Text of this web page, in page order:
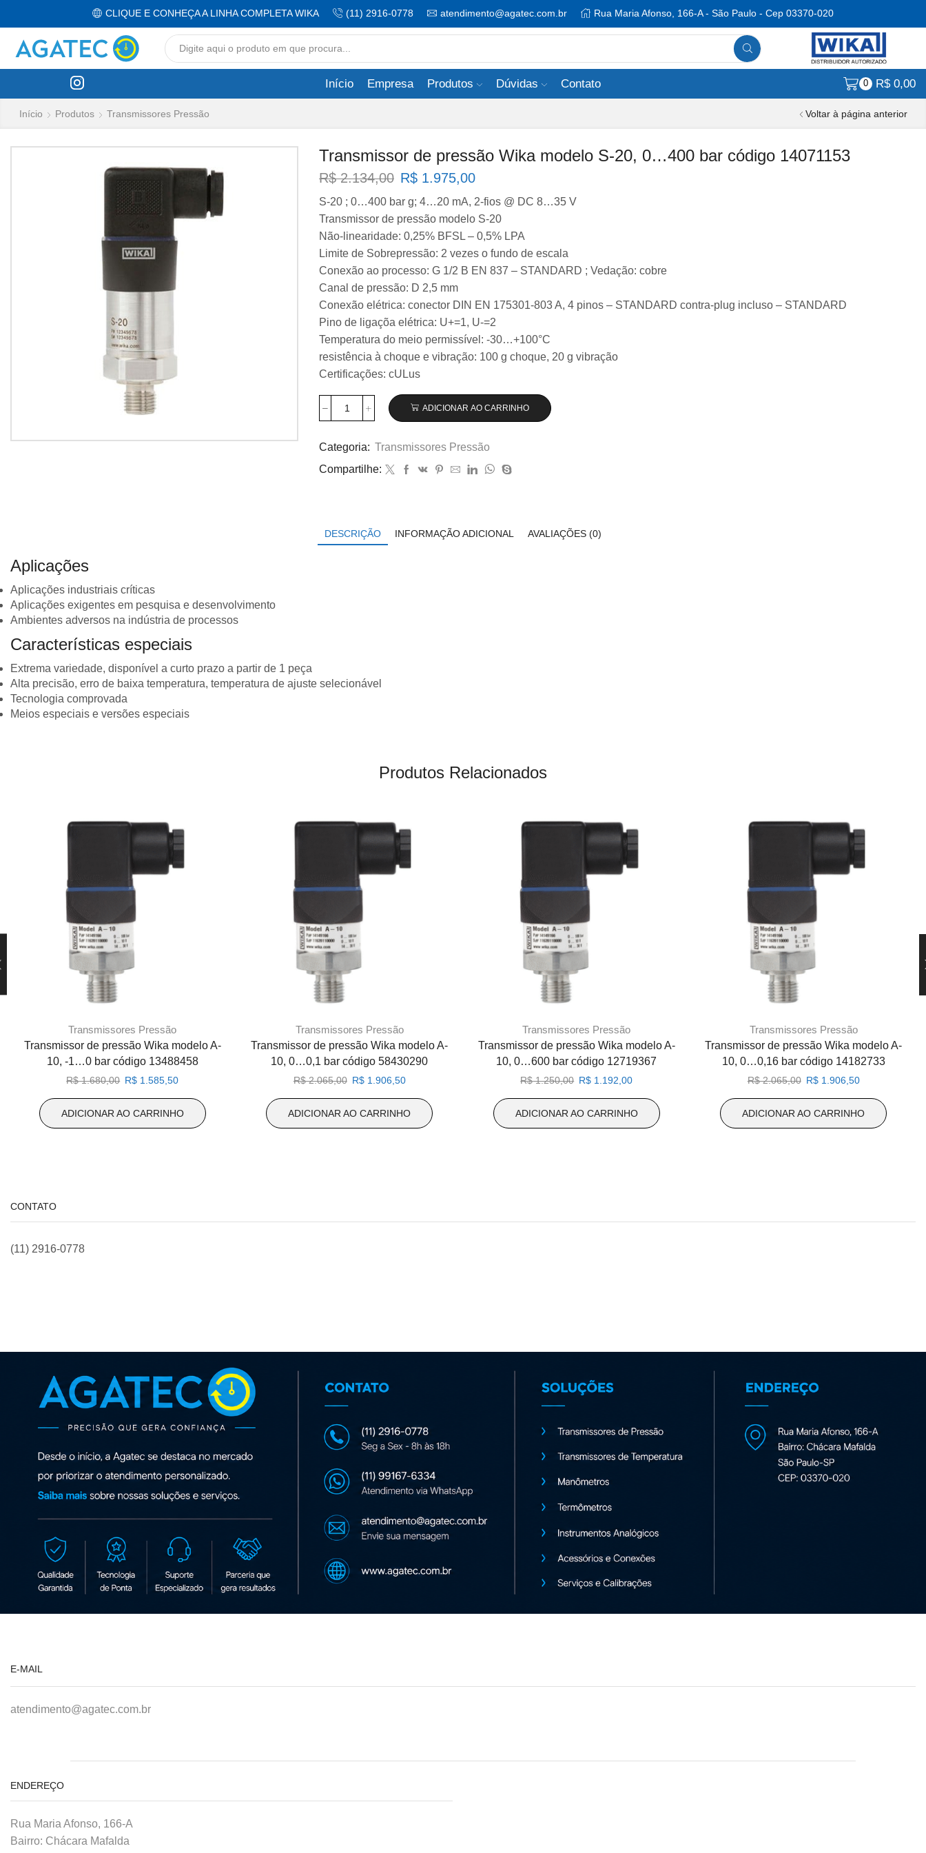
CLIQUE E CONHEÇA A LINHA COMPLETA WIKA (11) 2916-0778 atendimento@agatec.com.br Rua Maria Afonso, 166-A - São Paulo - Cep 03370-020
input
Início Empresa Produtos Dúvidas Contato 0 R$0,00
Início Produtos Transmissores Pressão Voltar à página anterior
Transmissor de pressão Wika modelo S-20, 0…400 bar código 14071153
R$2.134,00 O
original
era:
R$ 2.134,00.
R$ 1.975,00O
atual
é:
R$ 1.975,00.
S-20 ; 0…400 bar g; 4…20 mA, 2-fios @ DC 8…35 V
Transmissor de pressão modelo S-20
Não-linearidade: 0,25% BFSL – 0,5% LPA
Limite de Sobrepressão: 2 vezes o fundo de escala
Conexão ao processo: G 1/2 B EN 837 – STANDARD ; Vedação: cobre
Canal de pressão: D 2,5 mm
Conexão elétrica: conector DIN EN 175301-803 A, 4 pinos – STANDARD contra-plug incluso – STANDARD
Pino de ligaçõa elétrica: U+=1, U-=2
Temperatura do meio permissível: -30…+100°C
resistência à choque e vibração: 100 g choque, 20 g vibração
Certificações: cULus
Transmissor
pressão
Wika
modelo
código
ADICIONAR AO CARRINHO
Categoria: Transmissores Pressão
Compartilhe:
DESCRIÇÃO INFORMAÇÃO ADICIONAL AVALIAÇÕES (0)
Aplicações
Aplicações industriais críticas
Aplicações exigentes em pesquisa e desenvolvimento
Ambientes adversos na indústria de processos
Características especiais
Extrema variedade, disponível a curto prazo a partir de 1 peça
Alta precisão, erro de baixa temperatura, temperatura de ajuste selecionável
Tecnologia comprovada
Meios especiais e versões especiais
Produtos Relacionados
Transmissores Pressão
Transmissor de pressão Wika modelo A-
10, -1…0 bar código 13488458
R$1.680,00 O
original
R$ 1.585,50O
atual
ADICIONAR AO CARRINHO
Transmissores Pressão
Transmissor de pressão Wika modelo A-
10, 0…0,1 bar código 58430290
R$2.065,00 O
original
R$1.906,50O
atual
ADICIONAR AO CARRINHO
Transmissores Pressão
Transmissor de pressão Wika modelo A-
10, 0…600 bar código 12719367
R$1.250,00 O
original
R$ 1.192,00O
atual
ADICIONAR AO CARRINHO
Transmissores Pressão
Transmissor de pressão Wika modelo A-
10, 0…0,16 bar código 14182733
R$2.065,00 O
original
R$1.906,50O
atual
ADICIONAR AO CARRINHO
CONTATO
(11) 2916-0778
E-MAIL
atendimento@agatec.com.br
ENDEREÇO
Rua Maria Afonso, 166-A
Bairro: Chácara Mafalda